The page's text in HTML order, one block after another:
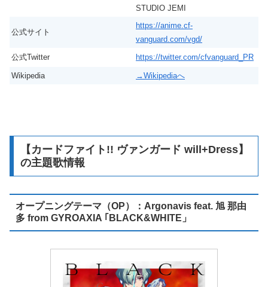
STUDIO JEMI
公式サイト
https://anime.cf-
vanguard.com/vgd/
公式Twitter
https://twitter.com/cfvanguard_PR
Wikipedia →Wikipediaへ
【カードファイト!! ヴァンガード will+Dress】
の主題歌情報
オープニングテーマ（OP）：Argonavis feat. 旭 那由
多 from GYROAXIA ｢BLACK&WHITE」